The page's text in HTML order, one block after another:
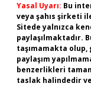
Yasal Uyarı: Bu
veya şahıs şirketi
Sitede yalnızca
paylaşılmaktadır.
taşımamakta
paylaşım
benzerlikleri
taslak halindedir